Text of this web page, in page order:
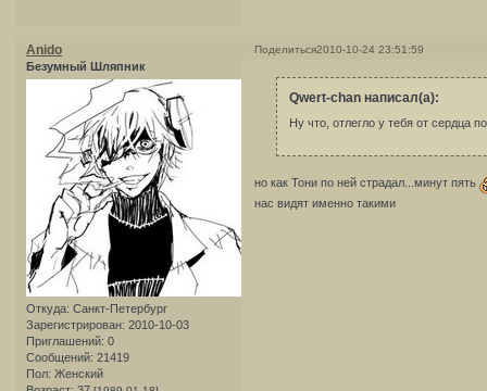
Поделиться2010-10-24 23:51:59
Anido
Безумный Шляпник
Откуда: Санкт-Петербург
Зарегистрирован: 2010-10-03
Приглашений: 0
Сообщений: 21419
Пол: Женский
Qwert-chan написал(а):
Ну что, отлегло у тебя от сердца
но как Тони по ней страдал...минут пять
нас видят именно такими